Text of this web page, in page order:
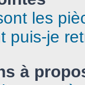
les
puis-je
à